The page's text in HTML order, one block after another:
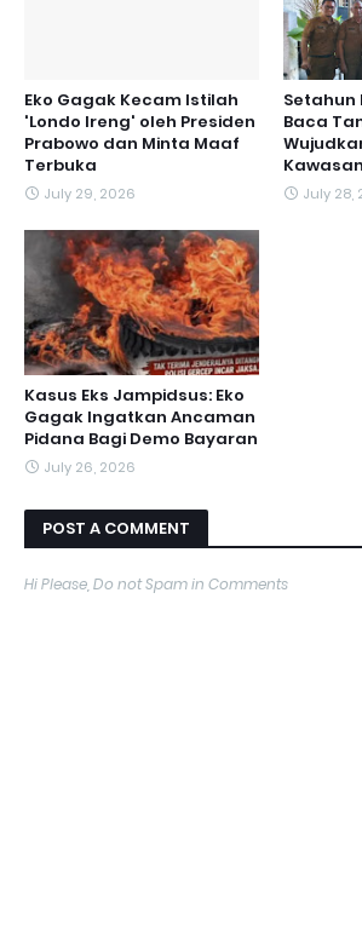
Eko Gagak Kecam Istilah
'Londo Ireng' oleh Presiden
Prabowo dan Minta Maaf
Terbuka
July 29, 2026
Setahun
Baca
July 28,
Kasus Eks Jampidsus: Eko
Gagak Ingatkan Ancaman
Pidana Bagi Demo Bayaran
July 26, 2026
POST A COMMENT
Hi Please, Do not Spam in Comments